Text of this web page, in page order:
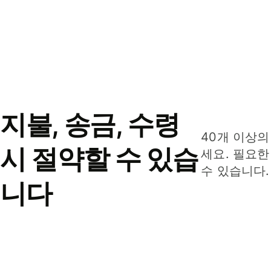
지불, 송금, 수령
시 절약할 수 있습
니다
40개 이상
세요. 필요
수 있습니다.